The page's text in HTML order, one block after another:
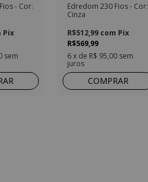
- Cor:
Pix
sem
Edredom 230 Fios - Cor:
Cinza
R$569,99
R$512,99 com Pix
6x de R$ 95,00 sem
juros
COMPRAR